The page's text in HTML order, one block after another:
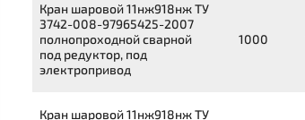
Кран шаровой11нж918нжТУ
3742-008-97965425-2007
полнопроходной сварной
под редуктор, под
электропривод
1000
Кран шаровой11нж918нжТУ